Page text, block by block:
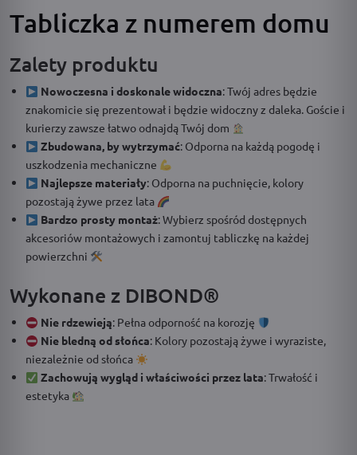
Tabliczka z numerem domu
Zalety produktu
Nowoczesna i doskonale widoczna: Twój adres będzie
znakomicie się prezentował i będzie widoczny z daleka. Goście i
kurierzy zawsze łatwo odnajdą Twój dom
Zbudowana, by wytrzymać: Odporna na każdą pogodę i
uszkodzenia mechaniczne
Najlepsze materiały: Odporna na puchnięcie, kolory
pozostają żywe przez lata
Bardzo prosty montaż: Wybierz spośród dostępnych
akcesoriów montażowych i zamontuj tabliczkę na każdej
powierzchni
Wykonane z DIBOND®
Nie rdzewieją: Pełna odporność na korozję
Nie bledną od słońca: Kolory pozostają żywe i wyraziste,
niezależnie od słońca
Zachowują wygląd i właściwości przez lata: Trwałość i
estetyka